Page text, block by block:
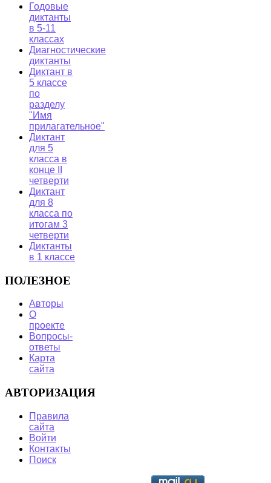
Годовые
диктанты
в 5-11
классах
Диагностические
диктанты
Диктант в
5 классе
по
разделу
"Имя
прилагательное"
Диктант
для 5
класса в
конце II
четверти
Диктант
для 8
класса по
итогам 3
четверти
Диктанты
в 1 классе
ПОЛЕЗНОЕ
Авторы
О
проекте
Вопросы-
ответы
Карта
сайта
АВТОРИЗАЦИЯ
Правила
сайта
Войти
Контакты
Поиск